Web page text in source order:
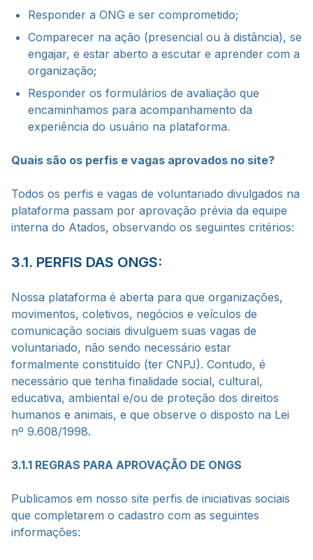
Responder a ONG e ser comprometido;
Comparecer na ação (presencial ou à distância), se
engajar, e estar aberto a escutar e aprender com a
organização;
Responder os formulários de avaliação que
encaminhamos para acompanhamento da
experiência do usuário na plataforma.
Quais são os perfis e vagas aprovados no site?
Todos os perfis e vagas de voluntariado divulgados na
plataforma passam por aprovação prévia da equipe
interna do Atados, observando os seguintes critérios:
3.1. PERFIS DAS ONGS:
Nossa plataforma é aberta para que organizações,
movimentos, coletivos, negócios e veículos de
comunicação sociais divulguem suas vagas de
voluntariado, não sendo necessário estar
formalmente constituído (ter CNPJ). Contudo, é
necessário que tenha finalidade social, cultural,
educativa, ambiental e/ou de proteção dos direitos
humanos e animais, e que observe o disposto na Lei
nº 9.608/1998.
3.1.1 REGRAS PARA APROVAÇÃO DE ONGS
Publicamos em nosso site perfis de iniciativas sociais
que completarem o cadastro com as seguintes
informações: